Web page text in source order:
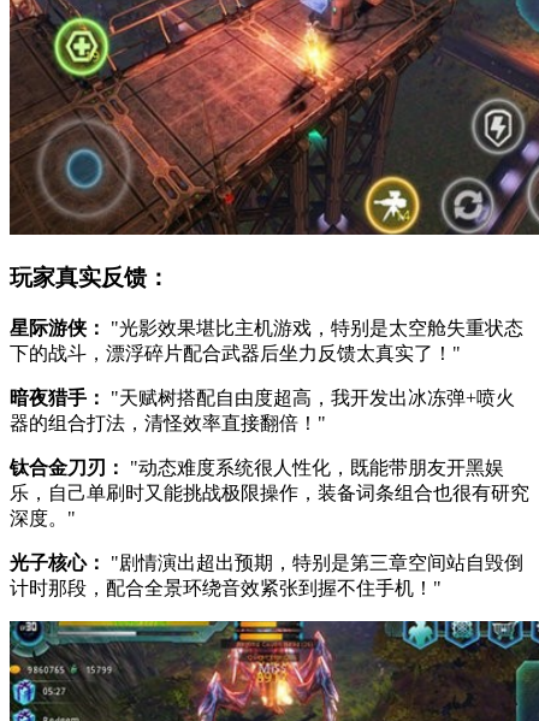
玩家真实反馈：
星际游侠：
"光影效果堪比主机游戏，特别是太空舱失重状态
下的战斗，漂浮碎片配合武器后坐力反馈太真实了！"
暗夜猎手：
"天赋树搭配自由度超高，我开发出冰冻弹+喷火
器的组合打法，清怪效率直接翻倍！"
钛合金刀刃：
"动态难度系统很人性化，既能带朋友开黑娱
乐，自己单刷时又能挑战极限操作，装备词条组合也很有研究
深度。"
光子核心：
"剧情演出超出预期，特别是第三章空间站自毁倒
计时那段，配合全景环绕音效紧张到握不住手机！"